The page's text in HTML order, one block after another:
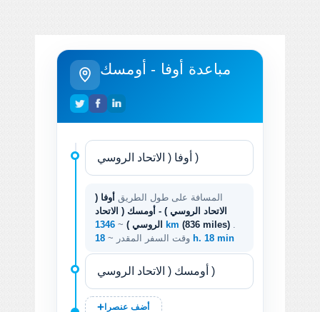
مباعدة أوفا - أومسك
المسافة على طول الطريق أوفا (
الاتحاد الروسي ) - أومسك ( الاتحاد
الروسي ) ~ 1346 km (836 miles)
وقت السفر المقدر ~ 18 h. 18 min
أضف عنصرا